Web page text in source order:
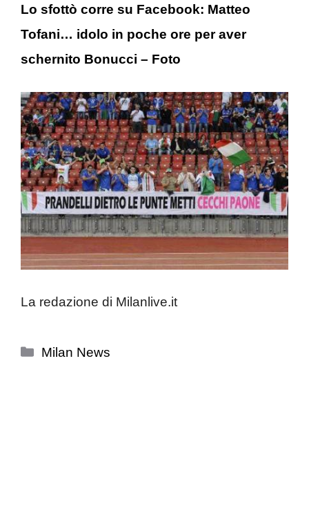
Lo sfottò corre su Facebook: Matteo
Tofani… idolo in poche ore per aver
schernito Bonucci – Foto
La redazione di Milanlive.it
Categorie
Milan News